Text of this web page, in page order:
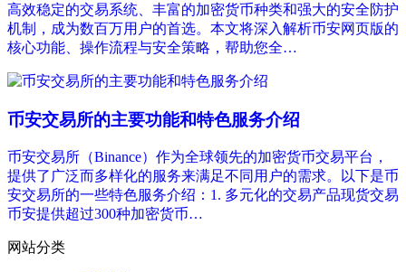
高效稳定的交易系统、丰富的加密货币种类和强大的安全防护
机制，成为数百万用户的首选。本文将深入解析币安网页版的
核心功能、操作流程与安全策略，帮助您全…
币安交易所的主要功能和特色服务介绍
币安交易所（Binance）作为全球领先的加密货币交易平台，
提供了广泛而多样化的服务来满足不同用户的需求。以下是币
安交易所的一些特色服务介绍：1. 多元化的交易产品现货交易
币安提供超过300种加密货币…
网站分类